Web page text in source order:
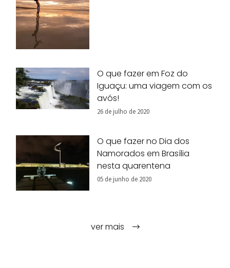
O que fazer em Foz do
Iguaçu: uma viagem com os
avós!
26 de julho de 2020
O que fazer no Dia dos
Namorados em Brasília
nesta quarentena
05 de junho de 2020
ver mais